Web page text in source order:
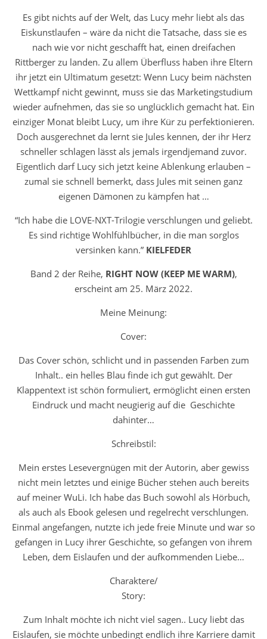
Es gibt nichts auf der Welt, das Lucy mehr liebt als das
Eiskunstlaufen – wäre da nicht die Tatsache, dass sie es
nach wie vor nicht geschafft hat, einen dreifachen
Rittberger zu landen. Zu allem Überfluss haben ihre Eltern
ihr jetzt ein Ultimatum gesetzt: Wenn Lucy beim nächsten
Wettkampf nicht gewinnt, muss sie das Marketingstudium
wieder aufnehmen, das sie so unglücklich gemacht hat. Ein
einziger Monat bleibt Lucy, um ihre Kür zu perfektionieren.
Doch ausgerechnet da lernt sie Jules kennen, der ihr Herz
schneller schlagen lässt als jemals irgendjemand zuvor.
Eigentlich darf Lucy sich jetzt keine Ablenkung erlauben –
zumal sie schnell bemerkt, dass Jules mit seinen ganz
eigenen Dämonen zu kämpfen hat …
“Ich habe die LOVE-NXT-Trilogie verschlungen und geliebt.
Es sind richtige Wohlfühlbücher, in die man sorglos
versinken kann.” KIELFEDER
Band 2 der Reihe, RIGHT NOW (KEEP ME WARM),
erscheint am 25. März 2022.
Meine Meinung:
Cover:
Das Cover schön, schlicht und in passenden Farben zum
Inhalt.. ein helles Blau finde ich gut gewählt. Der
Klappentext ist schön formuliert, ermöglicht einen ersten
Eindruck und macht neugierig auf die Geschichte
dahinter…
Schreibstil:
Mein erstes Lesevergnügen mit der Autorin, aber gewiss
nicht mein letztes und einige Bücher stehen auch bereits
auf meiner WuLi. Ich habe das Buch sowohl als Hörbuch,
als auch als Ebook gelesen und regelrecht verschlungen.
Einmal angefangen, nutzte ich jede freie Minute und war so
gefangen in Lucy ihrer Geschichte, so gefangen von ihrem
Leben, dem Eislaufen und der aufkommenden Liebe…
Charaktere/
Story:
Zum Inhalt möchte ich nicht viel sagen.. Lucy liebt das
Eislaufen, sie möchte unbedingt endlich ihre Karriere damit